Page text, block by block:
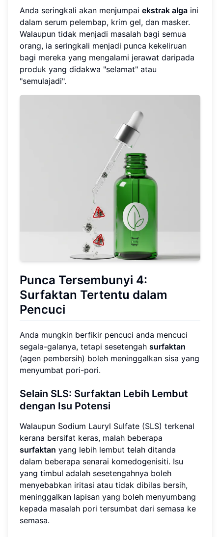
Anda seringkali akan menjumpai ekstrak alga ini
dalam serum pelembap, krim gel, dan masker.
Walaupun tidak menjadi masalah bagi semua
orang, ia seringkali menjadi punca kekeliruan
bagi mereka yang mengalami jerawat daripada
produk yang didakwa "selamat" atau
"semulajadi".
Punca Tersembunyi 4:
Surfaktan Tertentu dalam
Pencuci
Anda mungkin berfikir pencuci anda mencuci
segala-galanya, tetapi sesetengah surfaktan
(agen pembersih) boleh meninggalkan sisa yang
menyumbat pori-pori.
Selain SLS: Surfaktan Lebih Lembut
dengan Isu Potensi
Walaupun Sodium Lauryl Sulfate (SLS) terkenal
kerana bersifat keras, malah beberapa
surfaktan yang lebih lembut telah ditanda
dalam beberapa senarai komedogenisiti. Isu
yang timbul adalah sesetengahnya boleh
menyebabkan iritasi atau tidak dibilas bersih,
meninggalkan lapisan yang boleh menyumbang
kepada masalah pori tersumbat dari semasa ke
semasa.